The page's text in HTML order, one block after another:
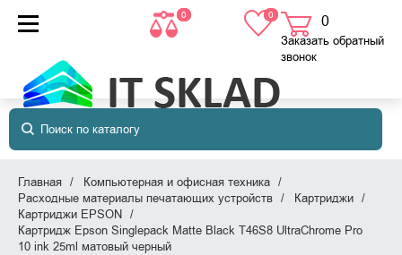
0 0 0
в корзине
Заказать обратный
звонок
Главная
Компьютерная и офисная техника
Расходные материалы печатающих устройств
Картриджи
Картриджи EPSON
Картридж Epson Singlepack Matte Black T46S8 UltraChrome Pro
10 ink 25ml матовый черный